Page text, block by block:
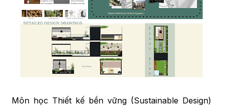
Môn học Thiết kế bền vững (Sustainable Design)